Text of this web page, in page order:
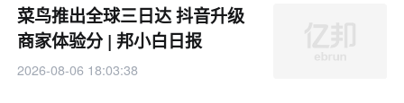
菜鸟推出全球三日达 抖音升级
商家体验分 | 邦小白日报
2026-08-06 18:03:38